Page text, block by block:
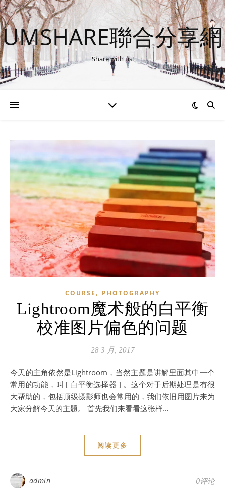
UMSHARE聯合分享網
Share with us!
COURSE , PHOTOGRAPHY
Lightroom魔术般的白平衡
校准图片偏色的问题
28 3 月, 2017
今天的主角依然是Lightroom，当然主题是讲解里面其中一个
常用的功能，叫 [ 白平衡选择器 ] 。这个对于后期处理是有很
大帮助的，包括顶级摄影师也会常用的，我们依旧用图片来为
大家分解今天的主题。 首先我们来看看这张样…
阅读更多
admin 0评论